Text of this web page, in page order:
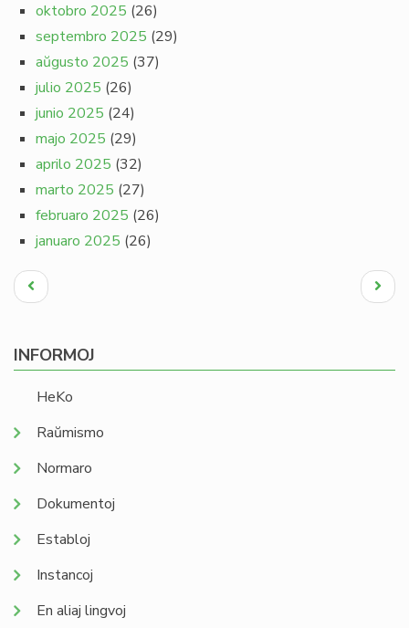
oktobro 2025 (26)
septembro 2025 (29)
aŭgusto 2025 (37)
julio 2025 (26)
junio 2025 (24)
majo 2025 (29)
aprilo 2025 (32)
marto 2025 (27)
februaro 2025 (26)
januaro 2025 (26)
Pagination
Antaŭa
paĝo
Next
page
INFORMOJ
HeKo
Raŭmismo
Normaro
Dokumentoj
Establoj
Instancoj
En aliaj lingvoj